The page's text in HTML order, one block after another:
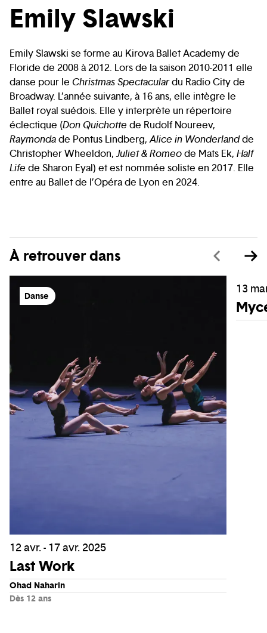
Emily Slawski
Emily Slawski se forme au Kirova Ballet Academy de
Floride de 2008 à 2012. Lors de la saison 2010-2011 elle
danse pour le Christmas Spectaculardu Radio City de
Broadway. L’année suivante, à 16 ans, elle intègre le
Ballet royal suédois. Elle y interprète un répertoire
éclectique (Don Quichotte de Rudolf Noureev,
Raymondade Pontus Lindberg,Alice in Wonderlandde
Christopher Wheeldon,Juliet & Romeode Mats Ek, Half
Life de Sharon Eyal) et est nommée soliste en 2017. Elle
entre au Ballet de l’Opéra de Lyon en 2024.
À retrouver dans
Danse
12 avr. - 17 avr. 2025
Last Work
Ohad Naharin
Dès 12 ans
13